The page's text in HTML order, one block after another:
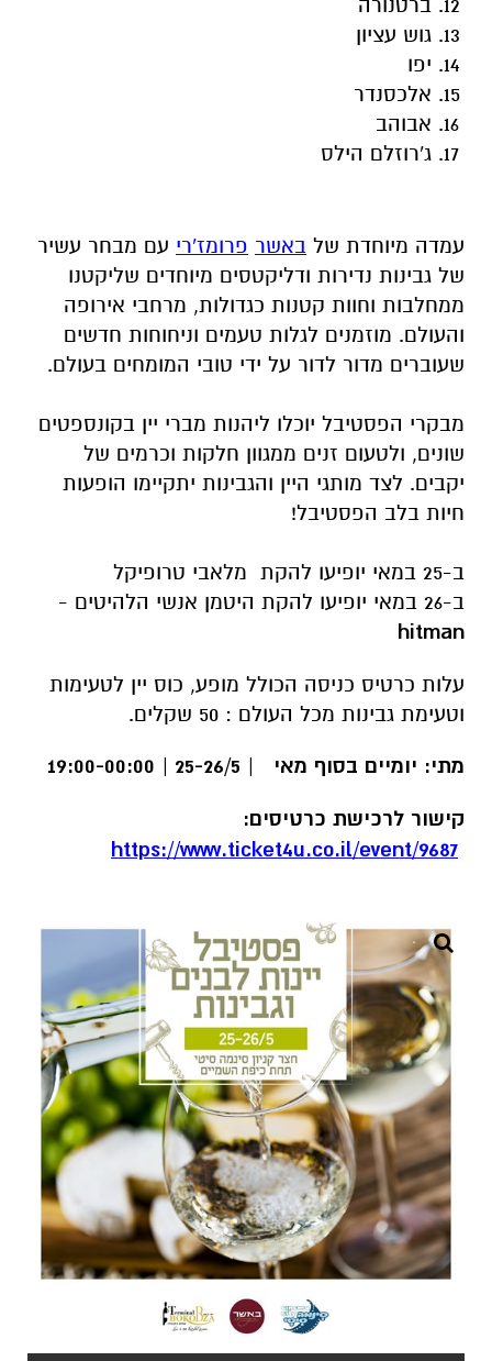
אבוהב
ג'רוזלם הילס
עמדה מיוחדת של
של גבינות נדירות ודליקטסים מיוחדים שליקטנו
שעוברים מדור לדור על ידי טובי המומחים בעולם.
מבקרי הפסטיבל יוכלו ליהנות מברי יין בקונספטים
שונים, ולטעום זנים ממגוון חלקות וכרמים של
יקבים. לצד מותגי היין והגבינות יתקיימו הופעות
ב-25 במאי יופיעו להקת מלאבי טרופיקל
ב-26 במאי יופיעו להקת היטמן אנשי הלהיטים -
hitman
עלות כרטיס כניסה הכולל מופע, כוס יין לטעימות
וטעימת גבינות מכל העולם : 50 שקלים.
קישור לרכישת כרטיסים:
פסטיבל יין וגבינות בסינמה סיטי באר שבע
כל הפרטים על נדל"ן בבאר שבע